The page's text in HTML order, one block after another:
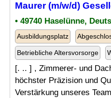
Maurer (m/w/d)
• 49740 Haselünne,
Ausbildungsplatz
Betriebliche Altersvorsorge
[. .. ] , Zimmerer- und
höchster Präzision und
Verstärkung unseres